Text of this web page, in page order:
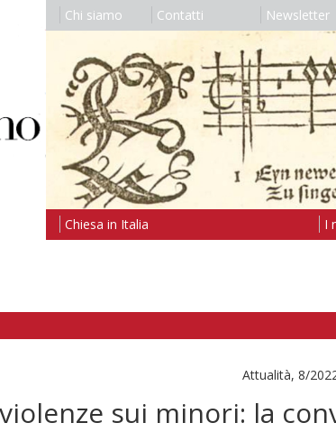
Chi siamo Contatti Newsletter
Chiesa in Italia I
Attualità, 8/
sui minori: la